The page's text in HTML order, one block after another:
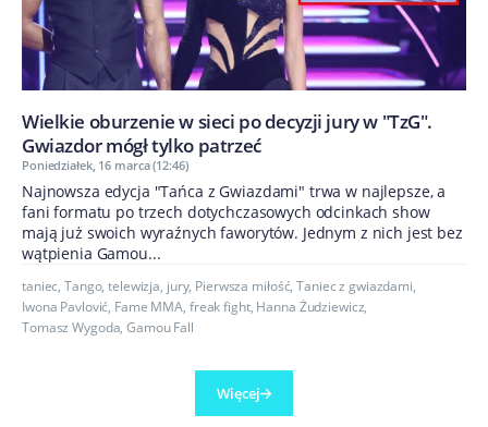
Wielkie oburzenie w sieci po decyzji jury w "TzG".
Gwiazdor mógł tylko patrzeć
Poniedziałek, 16 marca (12:46)
Najnowsza edycja "Tańca z Gwiazdami" trwa w najlepsze, a
fani formatu po trzech dotychczasowych odcinkach show
mają już swoich wyraźnych faworytów. Jednym z nich jest bez
wątpienia Gamou...
taniec,Tango,telewizja, jury, Pierwsza miłość,Taniec z gwiazdami,
Iwona Pavlović, Fame MMA, freak fight, Hanna Żudziewicz,
Tomasz Wygoda,Gamou Fall
Więcej